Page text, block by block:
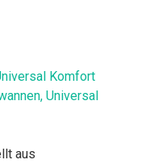
Komfort
Universal
aus